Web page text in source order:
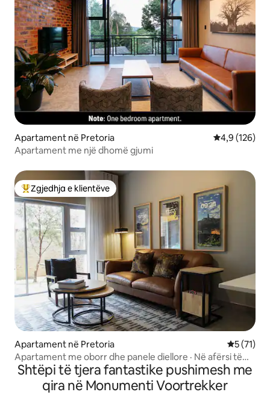
Apartament në Pretoria Vlerësimi
4,9 (126)
Apartament me një dhomë gjumi
Më të mirat e zgjedhjeve të klientëve
Zgjedhja e klientëve
Apartament në Pretoria Vlerësimi
5 (71)
Apartament me oborr dhe panele diellore · Në afërsi të
Hazelwood Village
Shtëpi të tjera fantastike pushimesh me
qira në Monumenti Voortrekker